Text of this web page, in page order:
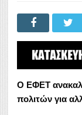
Ο ΕΦΕΤ
πολιτών για